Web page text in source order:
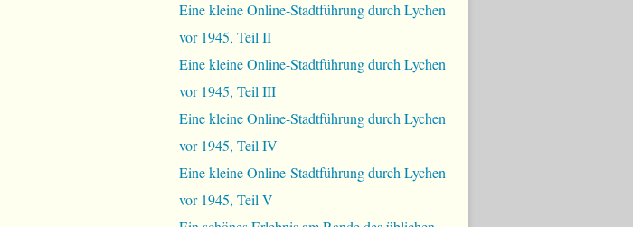
Eine kleine Online-Stadtführung durch Lychen
vor 1945, Teil II
Eine kleine Online-Stadtführung durch Lychen
vor 1945, Teil III
Eine kleine Online-Stadtführung durch Lychen
vor 1945, Teil IV
Eine kleine Online-Stadtführung durch Lychen
vor 1945, Teil V